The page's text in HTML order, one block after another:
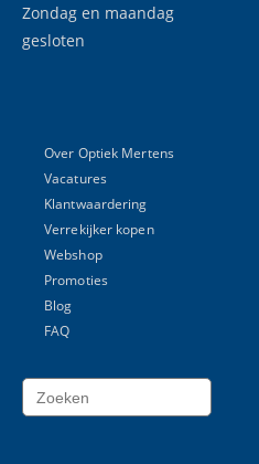
Zondag en maandag
gesloten
Over Optiek Mertens
Vacatures
Klantwaardering
Verrekijker kopen
Webshop
Promoties
Blog
FAQ